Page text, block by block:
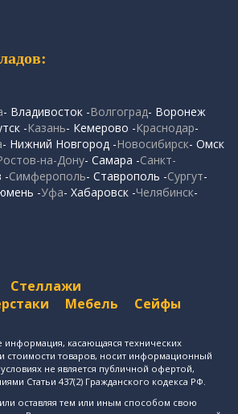
- Владивосток -Волгоград- Воронеж
-Казань- Кемерово -Краснодар-
- Нижний Новгород -Новосибирск- Омск
на-Дону- Самара -Санкт-
-Симферополь- Ставрополь -Сургут-
-Уфа- Хабаровск -Челябинск-
Стеллажи
Мебель Сейфы
информация, касающаяся технических
и стоимости товаров, носит информационный
не является публичной офертой,
Статьи 437(2) Гражданского кодекса РФ.
или оставляя тем или иным способом свою